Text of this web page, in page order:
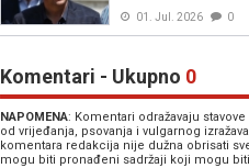
01. Jul. 2026 0
Komentari - Ukupno 0
NAPOMENA: Komentari odražavaju
od vrijeđanja, psovanja i vulgarnog
komentara redakcija nije dužna obrisati
mogu biti pronađeni sadržaji koji mogu